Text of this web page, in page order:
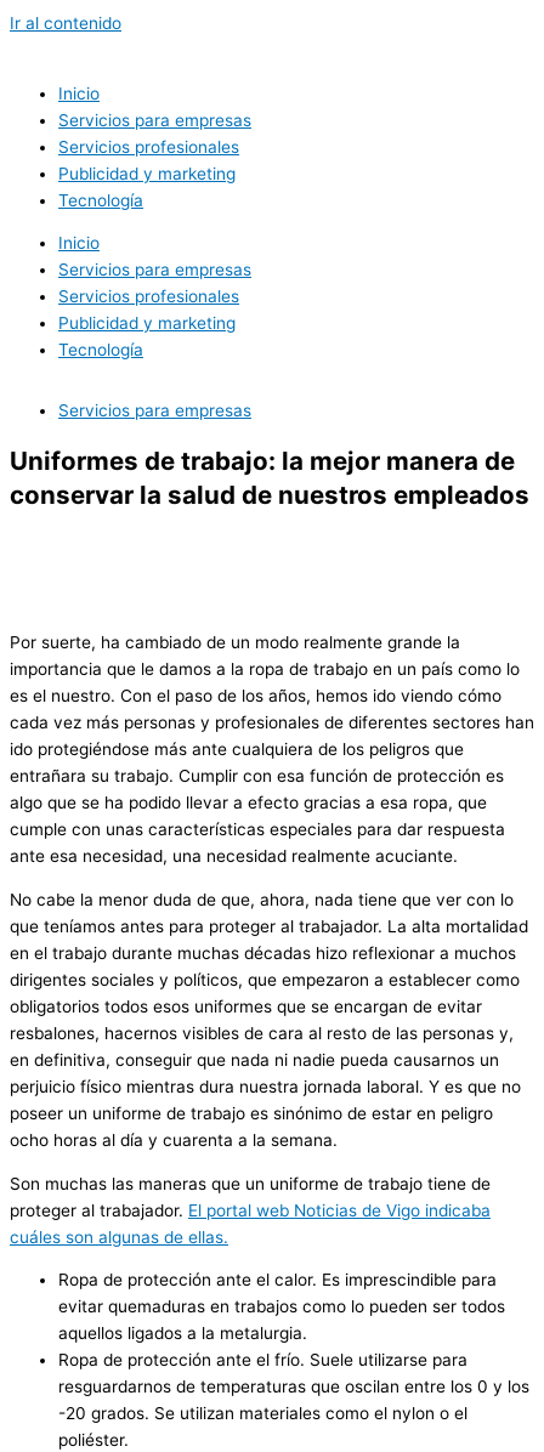
Ir al contenido
Inicio
Servicios para empresas
Servicios profesionales
Publicidad y marketing
Tecnología
Inicio
Servicios para empresas
Servicios profesionales
Publicidad y marketing
Tecnología
Servicios para empresas
Uniformes de trabajo: la mejor manera de
conservar la salud de nuestros empleados
Por suerte, ha cambiado de un modo realmente grande la
importancia que le damos a la ropa de trabajo en un país como lo
es el nuestro. Con el paso de los años, hemos ido viendo cómo
cada vez más personas y profesionales de diferentes sectores han
ido protegiéndose más ante cualquiera de los peligros que
entrañara su trabajo. Cumplir con esa función de protección es
algo que se ha podido llevar a efecto gracias a esa ropa, que
cumple con unas características especiales para dar respuesta
ante esa necesidad, una necesidad realmente acuciante.
No cabe la menor duda de que, ahora, nada tiene que ver con lo
que teníamos antes para proteger al trabajador. La alta mortalidad
en el trabajo durante muchas décadas hizo reflexionar a muchos
dirigentes sociales y políticos, que empezaron a establecer como
obligatorios todos esos uniformes que se encargan de evitar
resbalones, hacernos visibles de cara al resto de las personas y,
en definitiva, conseguir que nada ni nadie pueda causarnos un
perjuicio físico mientras dura nuestra jornada laboral. Y es que no
poseer un uniforme de trabajo es sinónimo de estar en peligro
ocho horas al día y cuarenta a la semana.
Son muchas las maneras que un uniforme de trabajo tiene de
proteger al trabajador. El portal web Noticias de Vigo indicaba
cuáles son algunas de ellas.
Ropa de protección ante el calor. Es imprescindible para
evitar quemaduras en trabajos como lo pueden ser todos
aquellos ligados a la metalurgia.
Ropa de protección ante el frío. Suele utilizarse para
resguardarnos de temperaturas que oscilan entre los 0 y los
-20 grados. Se utilizan materiales como el nylon o el
poliéster.